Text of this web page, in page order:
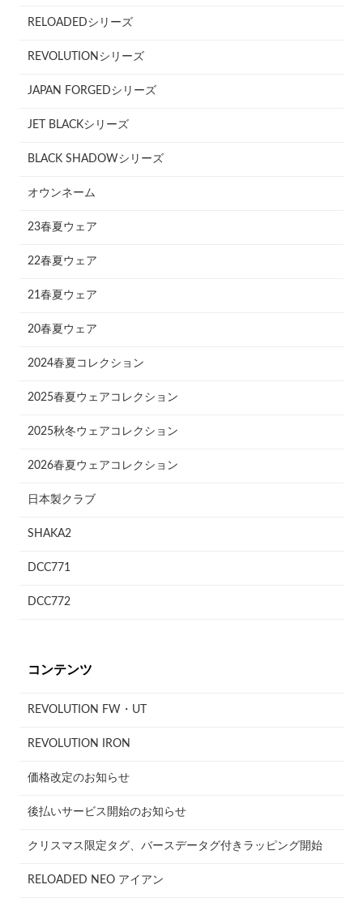
RELOADEDシリーズ
REVOLUTIONシリーズ
JAPAN FORGEDシリーズ
JET BLACKシリーズ
BLACK SHADOWシリーズ
オウンネーム
23春夏ウェア
22春夏ウェア
21春夏ウェア
20春夏ウェア
2024春夏コレクション
2025春夏ウェアコレクション
2025秋冬ウェアコレクション
2026春夏ウェアコレクション
日本製クラブ
SHAKA2
DCC771
DCC772
コンテンツ
REVOLUTION FW・UT
REVOLUTION IRON
価格改定のお知らせ
後払いサービス開始のお知らせ
クリスマス限定タグ、バースデータグ付きラッピング開始
RELOADED NEO アイアン